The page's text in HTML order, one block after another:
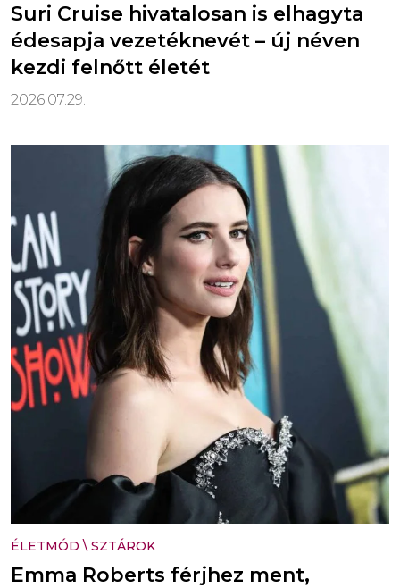
Suri Cruise hivatalosan is elhagyta
édesapja vezetéknevét – új néven
kezdi felnőtt életét
2026.07.29.
ÉLETMÓD \ SZTÁROK
Emma Roberts férjhez ment,